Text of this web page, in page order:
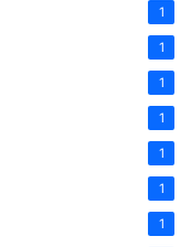
1
1
1
1
1
1
1